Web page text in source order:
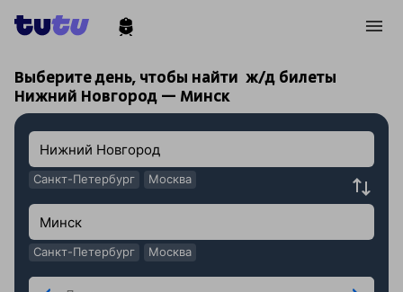
Выберите день, чтобы найти ж/д билеты
Нижний Новгород — Минск
Санкт-Петербург Москва
Санкт-Петербург Москва